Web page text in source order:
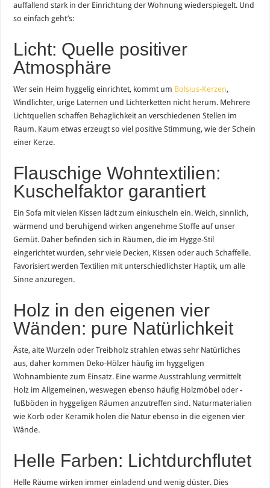
auffallend stark in der Einrichtung der Wohnung wiederspiegelt. Und
so einfach geht’s:
Licht: Quelle positiver
Atmosphäre
Wer sein Heim hyggelig einrichtet, kommt um Bolsius-Kerzen,
Windlichter, urige Laternen und Lichterketten nicht herum. Mehrere
Lichtquellen schaffen Behaglichkeit an verschiedenen Stellen im
Raum. Kaum etwas erzeugt so viel positive Stimmung, wie der Schein
einer Kerze.
Flauschige Wohntextilien:
Kuschelfaktor garantiert
Ein Sofa mit vielen Kissen lädt zum einkuscheln ein. Weich, sinnlich,
wärmend und beruhigend wirken angenehme Stoffe auf unser
Gemüt. Daher befinden sich in Räumen, die im Hygge-Stil
eingerichtet wurden, sehr viele Decken, Kissen oder auch Schaffelle.
Favorisiert werden Textilien mit unterschiedlichster Haptik, um alle
Sinne anzuregen.
Holz in den eigenen vier
Wänden: pure Natürlichkeit
Äste, alte Wurzeln oder Treibholz strahlen etwas sehr Natürliches
aus, daher kommen Deko-Hölzer häufig im hyggeligen
Wohnambiente zum Einsatz. Eine warme Ausstrahlung vermittelt
Holz im Allgemeinen, weswegen ebenso häufig Holzmöbel oder -
fußböden in hyggeligen Räumen anzutreffen sind. Naturmaterialien
wie Korb oder Keramik holen die Natur ebenso in die eigenen vier
Wände.
Helle Farben: Lichtdurchflutet
Helle Räume wirken immer einladend und wenig düster. Dies